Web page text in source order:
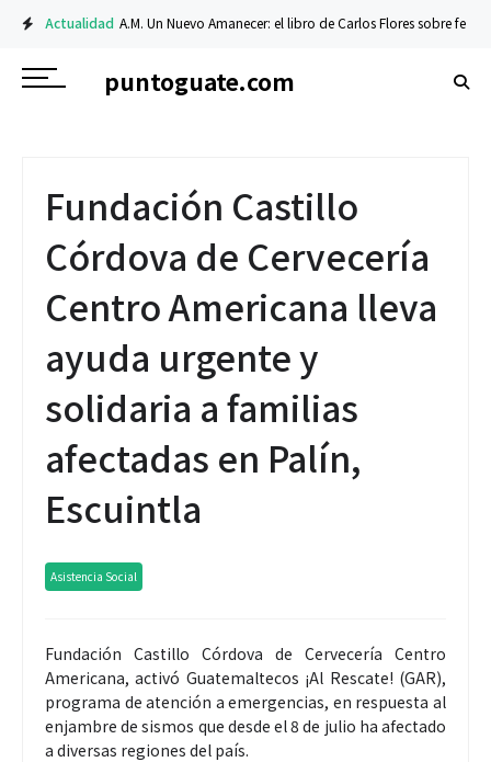
Actualidad A.M. Un Nuevo Amanecer: el libro de Carlos Flores sobre fe y
puntoguate.com
Fundación Castillo
Córdova de Cervecería
Centro Americana lleva
ayuda urgente y
solidaria a familias
afectadas en Palín,
Escuintla
Asistencia Social
Fundación Castillo Córdova de Cervecería Centro
Americana, activó Guatemaltecos ¡Al Rescate! (GAR),
programa de atención a emergencias, en respuesta al
enjambre de sismos que desde el 8 de julio ha afectado
a diversas regiones del país.